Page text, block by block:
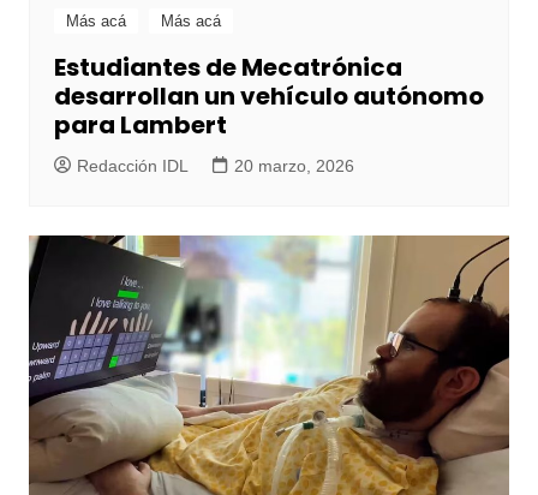
Más acá Más acá
Estudiantes de Mecatrónica
desarrollan un vehículo autónomo
para Lambert
Redacción IDL 20 marzo, 2026